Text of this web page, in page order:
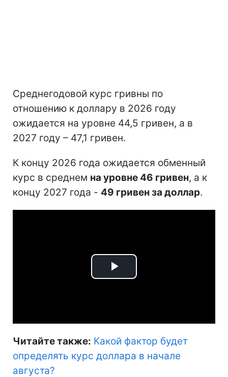
Среднегодовой курс гривны по
отношению к доллару в 2026 году
ожидается на уровне 44,5 гривен, а в
2027 году – 47,1 гривен.
К концу 2026 года ожидается обменный
курс в среднем на уровне 46 гривен, а к
концу 2027 года - 49 гривен за доллар.
Play
Читайте также: Какой фактор будет
определять курс доллара в начале
августа?